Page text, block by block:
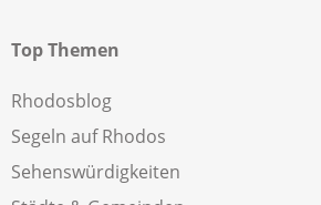
Top Themen
Rhodosblog
Segeln auf Rhodos
Sehenswürdigkeiten